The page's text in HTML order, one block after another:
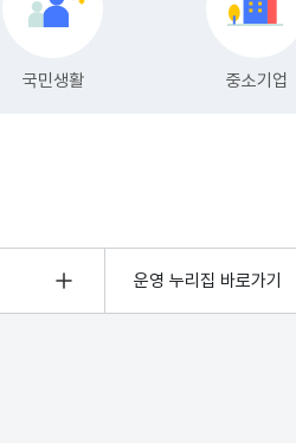
운영 누리집 바로가기